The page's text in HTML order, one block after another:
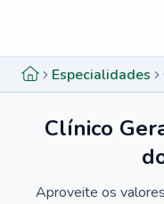
Especialidades
Clínico
Aproveite os